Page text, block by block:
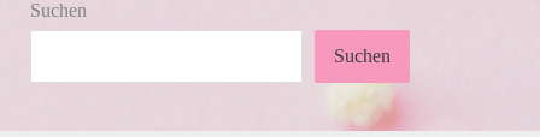
Suchen
Suchen